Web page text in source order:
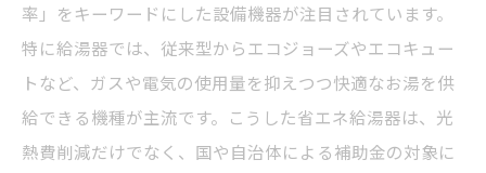
率」をキーワードにした設備機器が注目されています。
特に給湯器では、従来型からエコジョーズやエコキュー
トなど、ガスや電気の使用量を抑えつつ快適なお湯を供
給できる機種が主流です。こうした省エネ給湯器は、光
熱費削減だけでなく、国や自治体による補助金の対象に